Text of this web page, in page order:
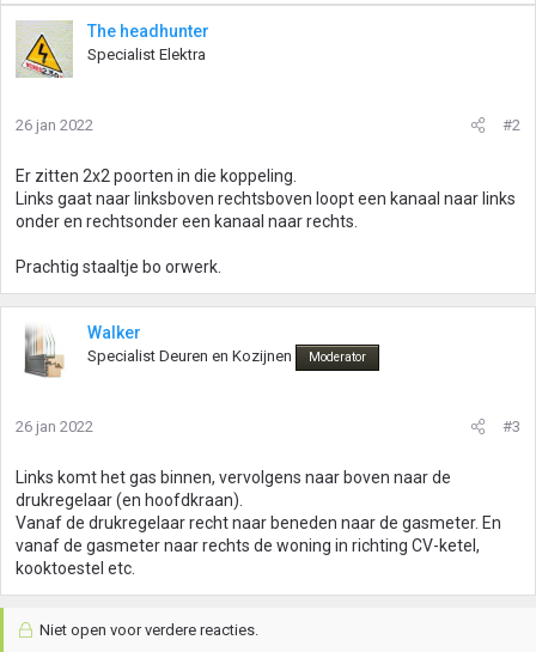
The headhunter
Specialist Elektra
26 jan 2022 #2
Er zitten 2x2 poorten in die koppeling.
Links gaat naar linksboven rechtsboven loopt een kanaal naar links
onder en rechtsonder een kanaal naar rechts.
Prachtig staaltje bo orwerk.
Walker
Specialist Deuren en Kozijnen Moderator
26 jan 2022 #3
Links komt het gas binnen, vervolgens naar boven naar de
drukregelaar (en hoofdkraan).
Vanaf de drukregelaar recht naar beneden naar de gasmeter. En
vanaf de gasmeter naar rechts de woning in richting CV-ketel,
kooktoestel etc.
Niet open voor verdere reacties.